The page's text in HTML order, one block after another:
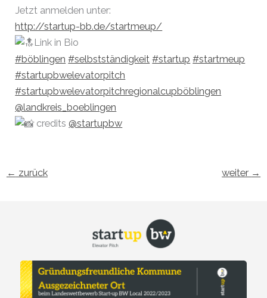
Jetzt anmelden unter:
http://startup-bb.de/startmeup/
Link in Bio
#böblingen #selbstständigkeit #startup #startmeup
#startupbwelevatorpitch
#startupbwelevatorpitchregionalcupböblingen
@landkreis_boeblingen
credits@startupbw
← zurück weiter →